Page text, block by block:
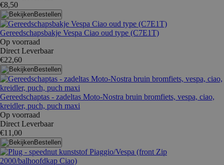
€8,50
Bestellen
Gereedschapsbakje Vespa Ciao oud type (C7E1T)
Op voorraad
Direct Leverbaar
€22,60
Bestellen
Gereedschaptas - zadeltas Moto-Nostra bruin bromfiets, vespa, ciao,
kreidler, puch, puch maxi
Op voorraad
Direct Leverbaar
€11,00
Bestellen